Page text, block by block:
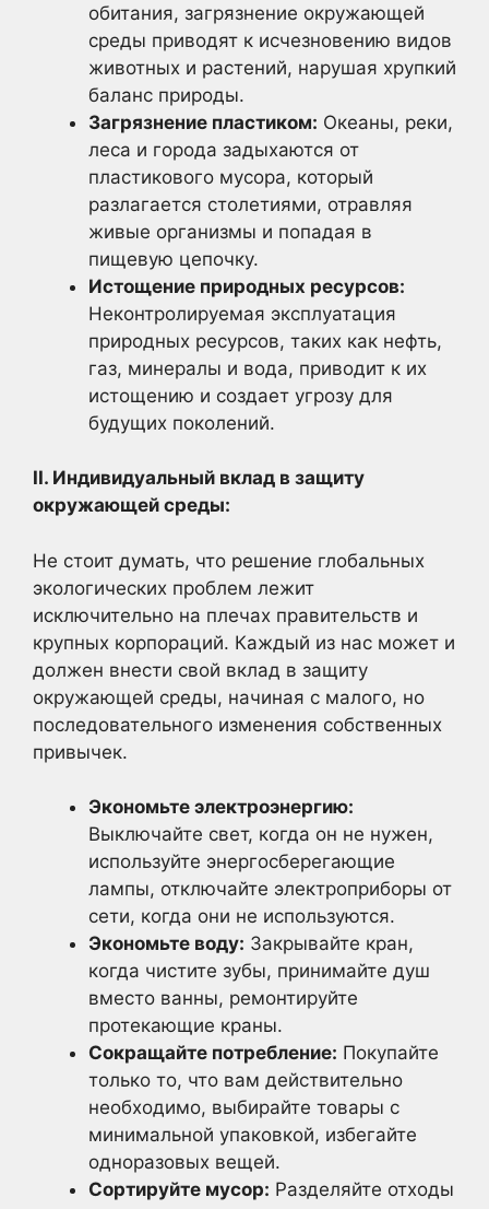
обитания, загрязнение окружающей
среды приводят к исчезновению видов
животных и растений, нарушая хрупкий
баланс природы.
Загрязнение пластиком: Океаны, реки,
леса и города задыхаются от
пластикового мусора, который
разлагается столетиями, отравляя
живые организмы и попадая в
пищевую цепочку.
Истощение природных ресурсов:
Неконтролируемая эксплуатация
природных ресурсов, таких как нефть,
газ, минералы и вода, приводит к их
истощению и создает угрозу для
будущих поколений.
II. Индивидуальный вклад в защиту
окружающей среды:
Не стоит думать, что решение глобальных
экологических проблем лежит
исключительно на плечах правительств и
крупных корпораций. Каждый из нас может и
должен внести свой вклад в защиту
окружающей среды, начиная с малого, но
последовательного изменения собственных
привычек.
Экономьте электроэнергию:
Выключайте свет, когда он не нужен,
используйте энергосберегающие
лампы, отключайте электроприборы от
сети, когда они не используются.
Экономьте воду: Закрывайте кран,
когда чистите зубы, принимайте душ
вместо ванны, ремонтируйте
протекающие краны.
Сокращайте потребление: Покупайте
только то, что вам действительно
необходимо, выбирайте товары с
минимальной упаковкой, избегайте
одноразовых вещей.
Сортируйте мусор: Разделяйте отходы